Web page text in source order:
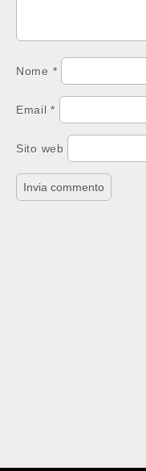
Nome *
Email*
Sito web